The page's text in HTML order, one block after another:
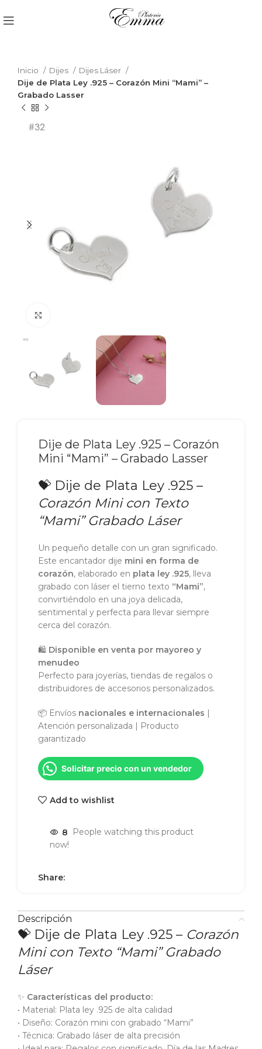
Inicio Dijes
Dijes Láser
Dije de Plata Ley .925 – Corazón Mini “Mami” –
Grabado Lasser
Dije de Plata Ley .925 – Corazón
Mini “Mami” – Grabado Lasser
💝 Dije de Plata Ley .925 –
Corazón Mini con Texto
“Mami” Grabado Láser
Un pequeño detalle con un gran significado.
Este encantador dije mini en forma de
corazón, elaborado en plata ley .925, lleva
grabado con láser el tierno texto “Mami”,
convirtiéndolo en una joya delicada,
sentimental y perfecta para llevar siempre
cerca del corazón.
🛍️ Disponible en venta por mayoreo y
menudeo
Perfecto para joyerías, tiendas de regalos o
distribuidores de accesorios personalizados.
📦 Envíos nacionales e internacionales
Atención personalizada | Producto
garantizado
Solicitar precio con un vendedor
Add to wishlist
8
People watching this product
now!
Share:
Descripción
💝 Dije de Plata Ley .925 – Corazón
Mini con Texto “Mami” Grabado
Láser
✨ Características del producto:
• Material: Plata ley .925 de alta calidad
• Diseño: Corazón mini con grabado “Mami”
• Técnica: Grabado láser de alta precisión